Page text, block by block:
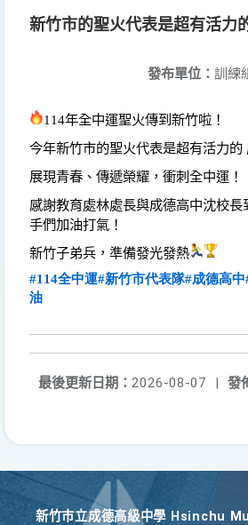
新竹市的聖火代表是超有活力
發布單位： 訓練
114年全中運聖火傳到新竹啦！
今年新竹市的聖火代表是超有活力的
展現青春、傳遞榮耀，衝刺全中運！
感謝教育處林處長與成德高中沈校
手們加油打氣！
新竹子弟兵，準備發光發熱
#114全中運#新竹市代表隊#成德高中
油
發
最後更新日期： 2026-08-07
|
新竹巿立成德高級中學 Hsinchu